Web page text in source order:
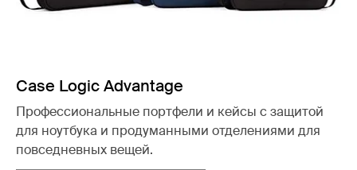
Case Logic Advantage
Профессиональные портфели и кейсы с защитой
для ноутбука и продуманными отделениями для
повседневных вещей.